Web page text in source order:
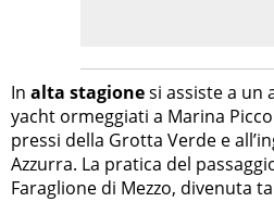
In alta stagionesi assiste a un
yacht ormeggiati a Marina
pressi della Grotta Verde e
Azzurra. La pratica del
Faraglione di Mezzo, divenuta